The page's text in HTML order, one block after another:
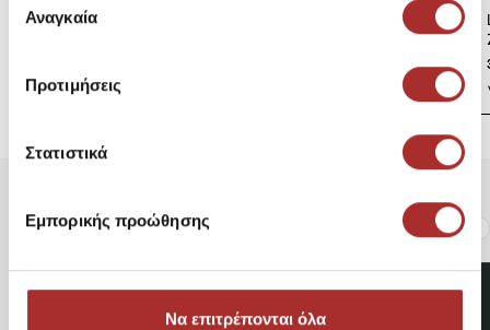
των υπηρεσιών τους.
συγκατάθεσης
Αναγκαία
Προτιμήσεις
Στατιστικά
Εμπορικής προώθησης
Να επιτρέπονται όλα
Είδατε Πρόσφατα Δημοφιλή Προϊόντα
Παιδική Μπλούζα Name It.
9,35€